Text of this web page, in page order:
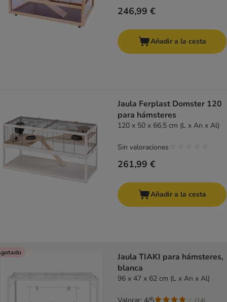
246,99 €
Añadir a la cesta
Jaula Ferplast Domster 120
para hámsteres
120 x 50 x 66,5 cm (L x An x Al)
261,99 €
Sin valoraciones
Añadir a la cesta
Jaula TIAKI para hámsteres,
blanca
96 x 47 x 62 cm (L x An x Al)
(14)